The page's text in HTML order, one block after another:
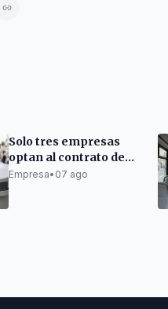
Solo tres empresas
optan al contrato de
recogida de residuos
Empresa• 07 ago